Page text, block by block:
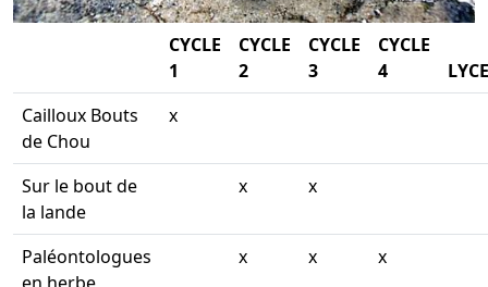
CYCLE
1
CYCLE
2
CYCLE
3
CYCLE
4
Cailloux Bouts
de Chou
x
Sur le bout de
la lande
x x
Paléontologues
x x x